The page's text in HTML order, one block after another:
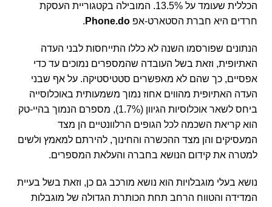
הכללית שעומד על 13.5%. המובילה בקטגוריית העסקת
חרדים היא חברת הסטארט-אפ Phone.do
.
הנתונים שפורסמו השנה לא כללו התייחסות לבני העדה
האתיופית, וזאת בשל העובדה שהמספרים נמוכים עד כדי
אפסיים, כך שהם לא מאפשרים סטטיסטיקה. על אף שבני
העדה האתיופית מהווים אחוז נמוך משמעותית באוכלוסייה
ביחס לשאר אוכלוסיות הגיוון (1.7%), מספרם הנמוך בהיי-טק
הוא קריאת השכמה לכל הגופים הרלוונטיים הן מצד
המעסיקים והן מצד ההכשרה והחינוך, להירתם למאמץ ולשים
למטרה את קידום הנושא בחברה והעלאת המספרים.
נושא בעלי מוגבלויות הוא נושא מורכב גם כן, וזאת בשל בעיית
המדידה והטווח הרחב תחת הכותרת הגדולה של מוגבלות